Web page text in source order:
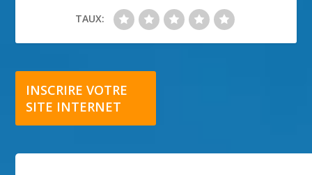
TAUX:
INSCRIRE VOTRE
SITE INTERNET